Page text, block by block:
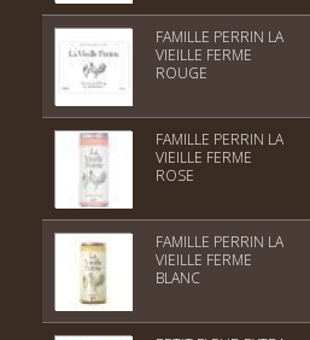
FAMILLE PERRIN LA
VIEILLE FERME
ROUGE
FAMILLE PERRIN LA
VIEILLE FERME
ROSE
FAMILLE PERRIN LA
VIEILLE FERME
BLANC